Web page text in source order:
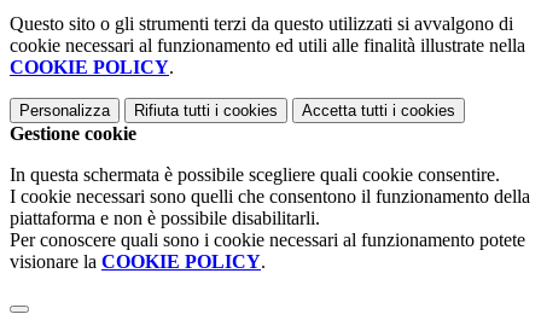
Questo sito o gli strumenti terzi da questo utilizzati si avvalgono di
cookie necessari al funzionamento ed utili alle finalità illustrate nella
COOKIE POLICY.
Personalizza Rifiuta tutti i cookies Accetta tutti i cookies
Gestione cookie
In questa schermata è possibile scegliere quali cookie consentire.
I cookie necessari sono quelli che consentono il funzionamento della
piattaforma e non è possibile disabilitarli.
Per conoscere quali sono i cookie necessari al funzionamento potete
visionare la COOKIE POLICY.